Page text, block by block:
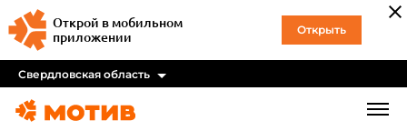
Открой в мобильном
приложении
Открыть
Свердловская область